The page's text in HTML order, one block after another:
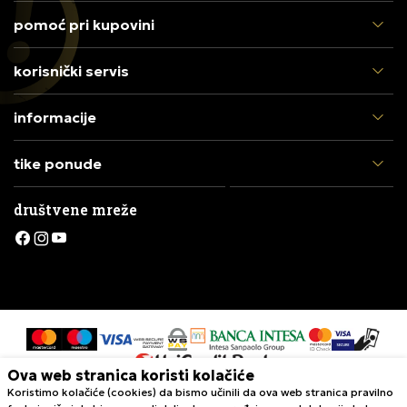
pomoć pri kupovini
korisnički servis
informacije
tike ponude
društvene mreže
Ova web stranica koristi kolačiće
Koristimo kolačiće (cookies) da bismo učinili da ova web stranica pravilno